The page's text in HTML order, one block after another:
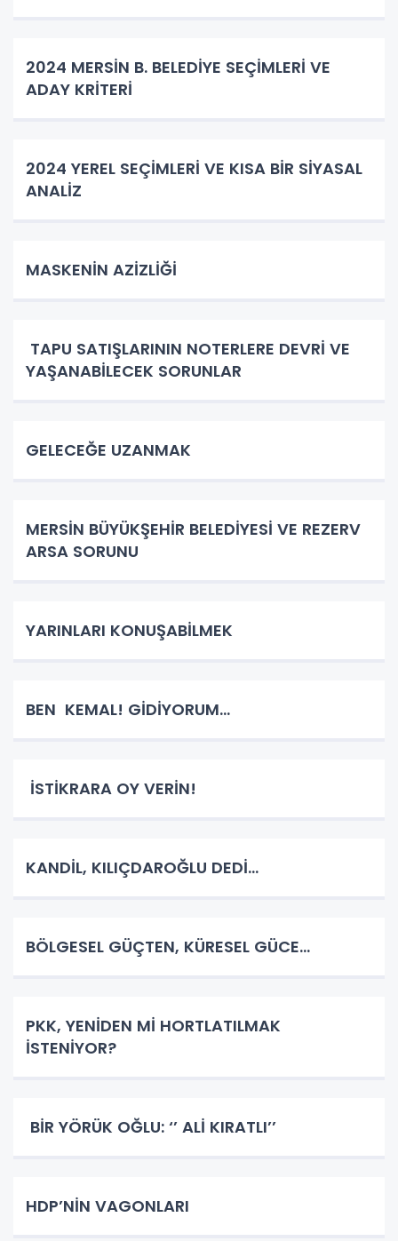
2024 MERSİN B. BELEDİYE SEÇİMLERİ VE
ADAY KRİTERİ
2024 YEREL SEÇİMLERİ VE KISA BİR SİYASAL
ANALİZ
MASKENİN AZİZLİĞİ
TAPU SATIŞLARININ NOTERLERE DEVRİ VE
YAŞANABİLECEK SORUNLAR
GELECEĞE UZANMAK
MERSİN BÜYÜKŞEHİR BELEDİYESİ VE REZERV
ARSA SORUNU
YARINLARI KONUŞABİLMEK
BEN KEMAL! GİDİYORUM…
İSTİKRARA OY VERİN!
KANDİL, KILIÇDAROĞLU DEDİ…
BÖLGESEL GÜÇTEN, KÜRESEL GÜCE…
PKK, YENİDEN Mİ HORTLATILMAK
İSTENİYOR?
BİR YÖRÜK OĞLU: ‘’ ALİ KIRATLI’’
HDP’NİN VAGONLARI